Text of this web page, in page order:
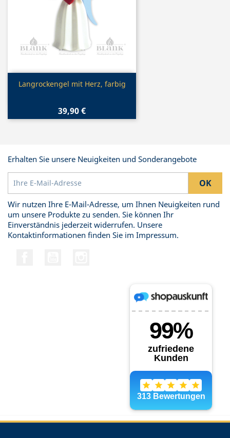
Vorschau
Langrockengel mit Herz, farbig
39,90 €
Erhalten Sie unsere Neuigkeiten und Sonderangebote
Wir nutzen Ihre E-Mail-Adresse, um Ihnen Neuigkeiten rund
um unsere Produkte zu senden. Sie können Ihr
Einverständnis jederzeit widerrufen. Unsere
Kontaktinformationen finden Sie im Impressum.